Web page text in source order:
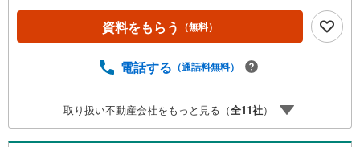
ても平気・・？お家の買替えってどうするの・・？etc.ま
ずは何でもお気軽にご相談ください！有資格者が丁寧にご
ます!!*お客様に選ばれ続け、ご成約7万件達成!!*ご予約はお
資料をもらう （無料）
電話する （通話料無料）
取り扱い不動産会社をもっと見る（全11社）